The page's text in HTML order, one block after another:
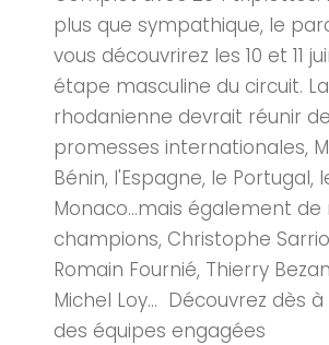
plus que sympathique, le
vous découvrirez les 10 et 11
étape masculine du circuit.
rhodanienne devrait réunir
promesses internationales,
Bénin, l'Espagne, le Portugal,
Monaco…mais également
champions, Christophe
Romain Fournié, Thierry
Michel Loy… Découvrez dès
des équipes engagées